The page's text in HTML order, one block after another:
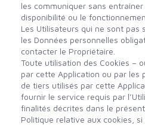
les communiquer sans
disponibilité ou le
Les Utilisateurs qui ne sont pas
les Données personnelles
contacter le Propriétaire.
Toute utilisation des Cookies –
par cette Application ou par les
de tiers utilisés par cette
fournir le service requis par
finalités décrites dans le
Politique relative aux cookies, si